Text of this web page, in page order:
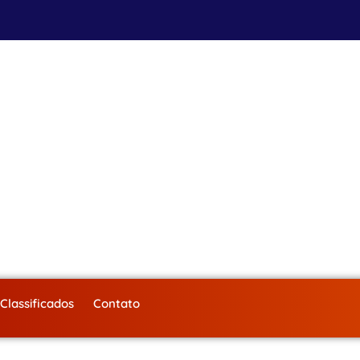
Classificados Contato